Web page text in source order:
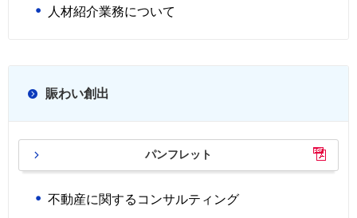
人材紹介業務について
賑わい創出
パンフレット
不動産に関するコンサルティング